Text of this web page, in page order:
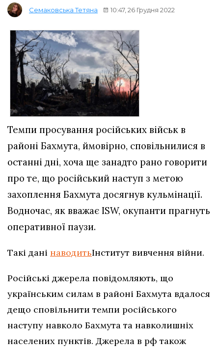
Семаковська Тетяна 10:47, 26 Грудня 2022
Темпи просування російських військ в
районі Бахмута, ймовірно, сповільнилися в
останні дні, хоча ще занадто рано говорити
про те, що російський наступ з метою
захоплення Бахмута досягнув кульмінації.
Водночас, як вважає ISW, окупанти прагнуть
оперативної паузи.
Такі дані наводитьІнститут вивчення війни.
Російські джерела повідомляють, що
українським силам в районі Бахмута вдалося
дещо сповільнити темпи російського
наступу навколо Бахмута та навколишніх
населених пунктів. Джерела в рф також